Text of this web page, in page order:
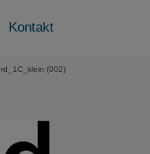
Kontakt
(002)